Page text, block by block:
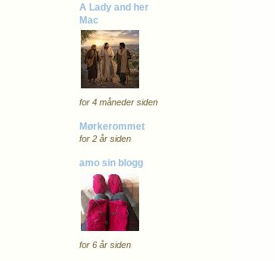
A Lady and her
Mac
for 4 måneder siden
Mørkerommet
for 2 år siden
amo sin blogg
for 6 år siden